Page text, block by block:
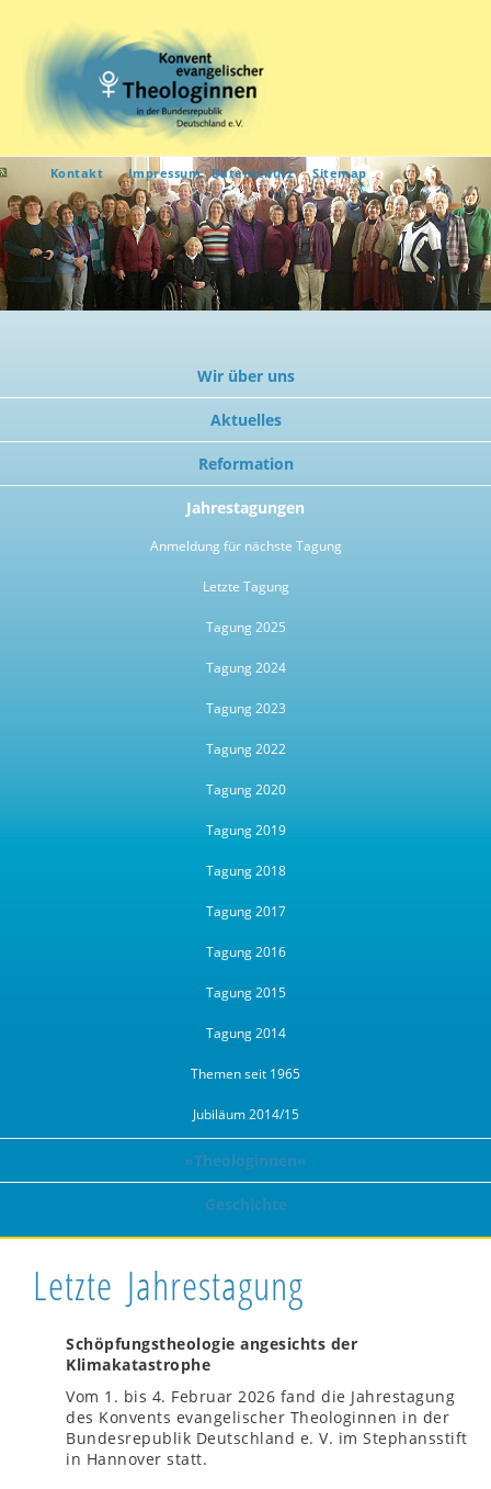
Kontakt Impressum Datenschutz Sitemap
Wir über uns
Aktuelles
Reformation
Jahrestagungen
Anmeldung für nächste Tagung
Letzte Tagung
Tagung 2025
Tagung 2024
Tagung 2023
Tagung 2022
Tagung 2020
Tagung 2019
Tagung 2018
Tagung 2017
Tagung 2016
Tagung 2015
Tagung 2014
Themen seit 1965
Jubiläum 2014/15
»Theologinnen«
Geschichte
Letzte Jahrestagung
Schöpfungstheologie angesichts der
Klimakatastrophe
Vom 1. bis 4. Februar 2026 fand die Jahrestagung
des Konvents evangelischer Theologinnen in der
Bundesrepublik Deutschland e. V. im Stephansstift
in Hannover statt.